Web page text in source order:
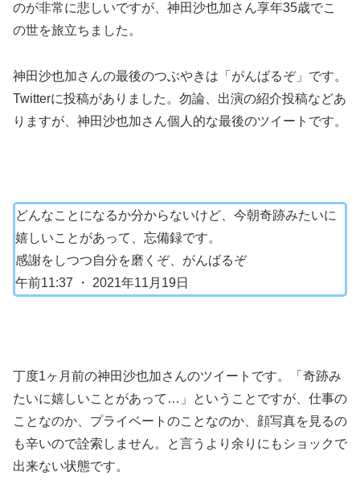
のが非常に悲しいですが、神田沙也加さん享年35歳でこ
の世を旅立ちました。
神田沙也加さんの最後のつぶやきは「がんばるぞ」です。
Twitterに投稿がありました。勿論、出演の紹介投稿などあ
りますが、神田沙也加さん個人的な最後のツイートです。
どんなことになるか分からないけど、今朝奇跡みたいに
嬉しいことがあって、忘備録です。
感謝をしつつ自分を磨くぞ、がんばるぞ
午前11:37 ・ 2021年11月19日
丁度1ヶ月前の神田沙也加さんのツイートです。「奇跡み
たいに嬉しいことがあって…」ということですが、仕事の
ことなのか、プライベートのことなのか、顔写真を見るの
も辛いので詮索しません。と言うより余りにもショックで
出来ない状態です。